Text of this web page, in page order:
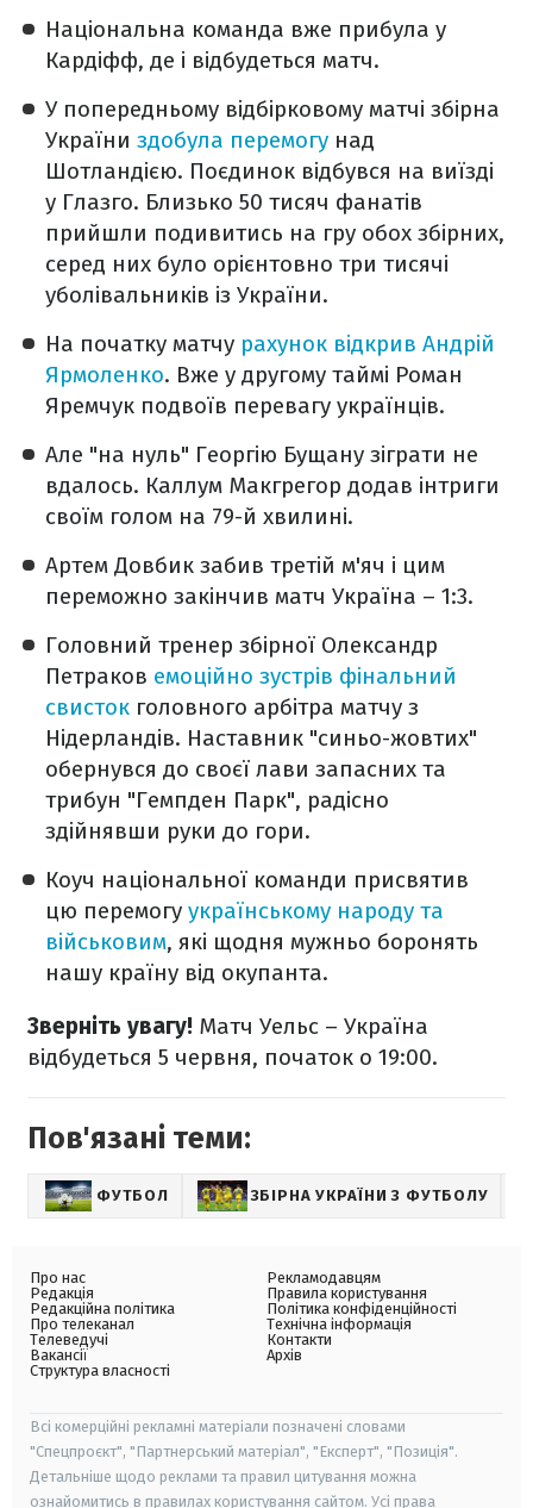
Національна команда вже прибула у
Кардіфф, де і відбудеться матч.
У попередньому відбірковому матчі збірна
України здобула перемогу над
Шотландією. Поєдинок відбувся на виїзді
у Глазго. Близько 50 тисяч фанатів
прийшли подивитись на гру обох збірних,
серед них було орієнтовно три тисячі
уболівальників із України.
На початку матчу рахунок відкрив Андрій
Ярмоленко. Вже у другому таймі Роман
Яремчук подвоїв перевагу українців.
Але "на нуль" Георгію Бущану зіграти не
вдалось. Каллум Макгрегор додав інтриги
своїм голом на 79-й хвилині.
Артем Довбик забив третій м'яч і цим
переможно закінчив матч Україна – 1:3.
Головний тренер збірної Олександр
Петраков емоційно зустрів фінальний
свисток головного арбітра матчу з
Нідерландів. Наставник "синьо-жовтих"
обернувся до своєї лави запасних та
трибун "Гемпден Парк", радісно
здійнявши руки до гори.
Коуч національної команди присвятив
цю перемогу українському народу та
військовим, які щодня мужньо боронять
нашу країну від окупанта.
Зверніть увагу! Матч Уельс – Україна
відбудеться 5 червня, початок о 19:00.
Пов'язані теми:
ФУТБОЛ ЗБІРНА УКРАЇНИ З ФУТБОЛУ
Про нас
Редакція
Редакційна політика
Про телеканал
Телеведучі
Вакансії
Структура власності
Рекламодавцям
Правила користування
Політика конфіденційності
Технічна інформація
Контакти
Архів
Всі комерційні рекламні матеріали позначені словами
"Спецпроєкт", "Партнерський матеріал", "Експерт", "Позиція".
Детальніше щодо реклами та правил цитування можна
ознайомитись в правилах користування сайтом. Усі права